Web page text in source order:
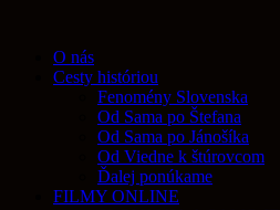
O nás
Cesty históriou
Fenomény Slovenska
Od Sama po Štefana
Od Sama po Jánošíka
Od Viedne k štúrovcom
Ďalej ponúkame
FILMY ONLINE